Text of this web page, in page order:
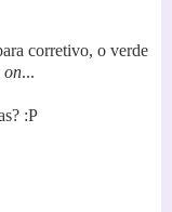
corretivo, o verde
on...
:P